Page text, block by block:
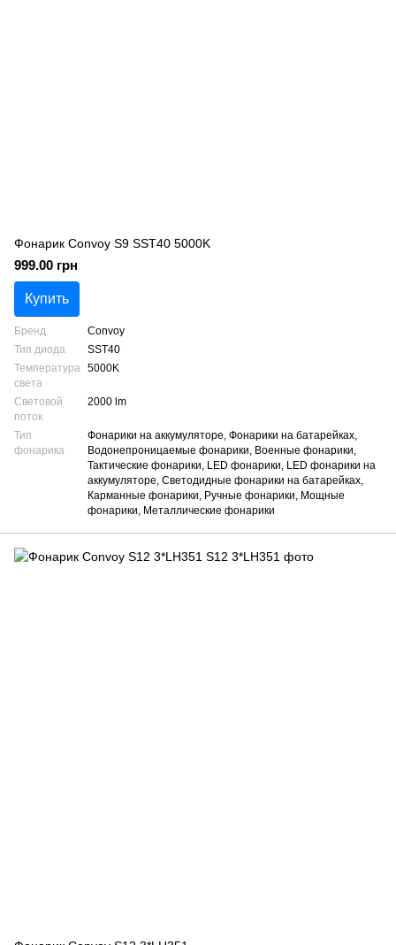
Фонарик Convoy S9 SST40 5000K
999.00 грн
Купить
Бренд
Convoy
Тип диода
SST40
Температура
света
5000K
Световой
поток
2000 lm
Тип
фонарика
Фонарики на аккумуляторе, Фонарики на батарейках,
Водонепроницаемые фонарики, Военные фонарики,
Тактические фонарики, LED фонарики, LED фонарики на
аккумуляторе, Светодидные фонарики на батарейках,
Карманные фонарики, Ручные фонарики, Мощные
фонарики, Металлические фонарики